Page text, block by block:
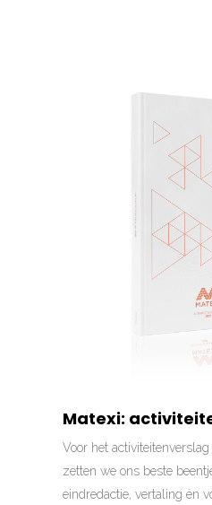
Matexi:
Voor het
zetten we ons beste
eindredactie, vertaling én